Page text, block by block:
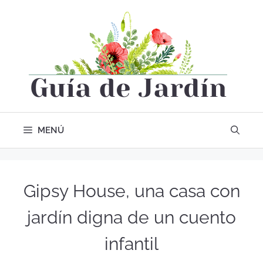
MENÚ
Gipsy House, una casa con
jardín digna de un cuento
infantil